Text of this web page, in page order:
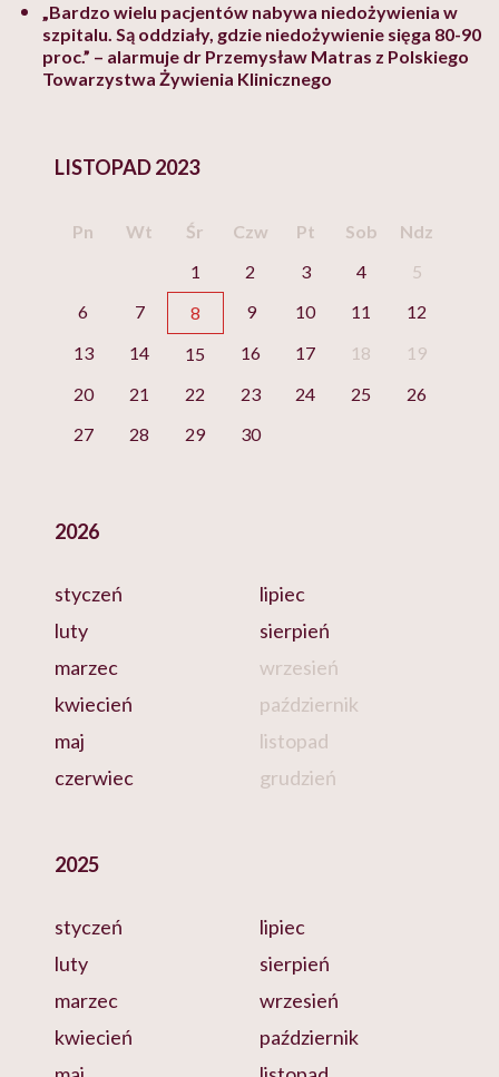
„Bardzo wielu pacjentów nabywa niedożywienia w
szpitalu. Są oddziały, gdzie niedożywienie sięga 80-90
proc.” – alarmuje dr Przemysław Matras z Polskiego
Towarzystwa Żywienia Klinicznego
LISTOPAD 2023
Pn Wt Śr Czw Pt Sob
Ndz
1
2 3 4
5
6
7 8 9 10 11
12
13
14 15 16 17 18
19
20
21 22 23 24 25
26
27
28 29 30
2026
styczeń
luty
marzec
kwiecień
maj
czerwiec
lipiec
sierpień
wrzesień
październik
listopad
grudzień
2025
styczeń
luty
marzec
kwiecień
lipiec
sierpień
wrzesień
październik